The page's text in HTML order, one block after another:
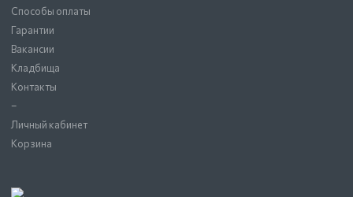
Способы оплаты
Гарантии
Вакансии
Кладбища
Контакты
–
Личный кабинет
Корзина